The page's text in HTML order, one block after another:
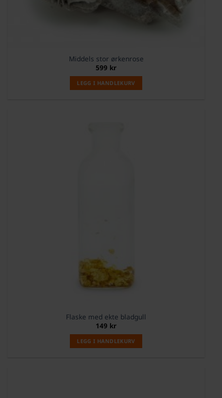
Middels stor ørkenrose
599 kr
LEGG I HANDLEKURV
Flaske med ekte bladgull
149 kr
LEGG I HANDLEKURV